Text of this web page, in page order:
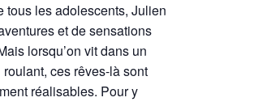
tous les adolescents, Julien
et de sensations
lorsqu’on vit dans un
ces rêves-là sont
réalisables. Pour y